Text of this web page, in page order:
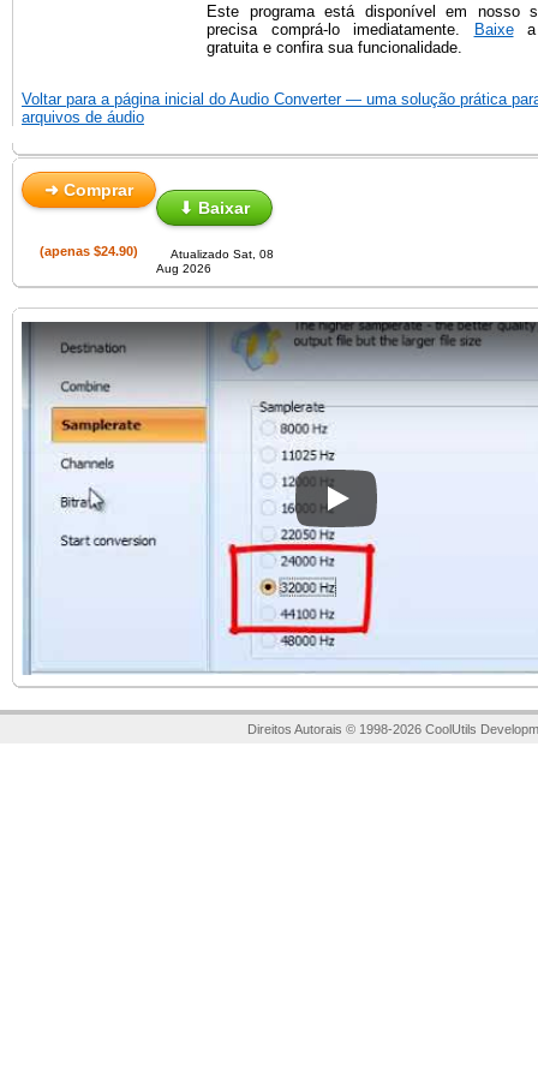
Este programa está disponível em nosso
precisa comprá-lo imediatamente.
Baixea
gratuita e confira sua funcionalidade.
Voltar para a página inicial do Audio Converter — uma solução prática
arquivos de áudio
➜ Comprar
⬇ Baixar
(apenas $24.90)
Atualizado Sat, 08
Aug 2026
Play
Direitos Autorais © 1998-2026 CoolUtils